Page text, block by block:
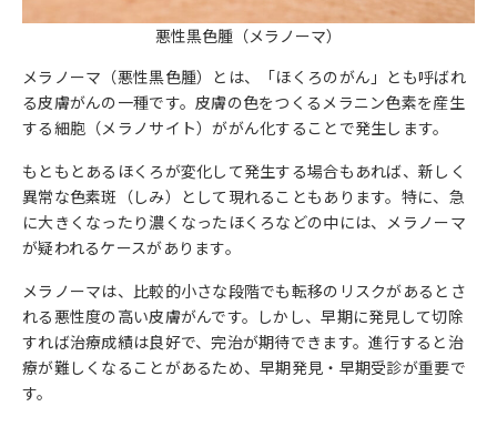
悪性黒色腫（メラノーマ）
メラノーマ（悪性黒色腫）とは、「ほくろのがん」とも呼ばれ
る皮膚がんの一種です。皮膚の色をつくるメラニン色素を産生
する細胞（メラノサイト）ががん化することで発生します。
もともとあるほくろが変化して発生する場合もあれば、新しく
異常な色素斑（しみ）として現れることもあります。特に、急
に大きくなったり濃くなったほくろなどの中には、メラノーマ
が疑われるケースがあります。
メラノーマは、比較的小さな段階でも転移のリスクがあるとさ
れる悪性度の高い皮膚がんです。しかし、早期に発見して切除
すれば治療成績は良好で、完治が期待できます。進行すると治
療が難しくなることがあるため、早期発見・早期受診が重要で
す。